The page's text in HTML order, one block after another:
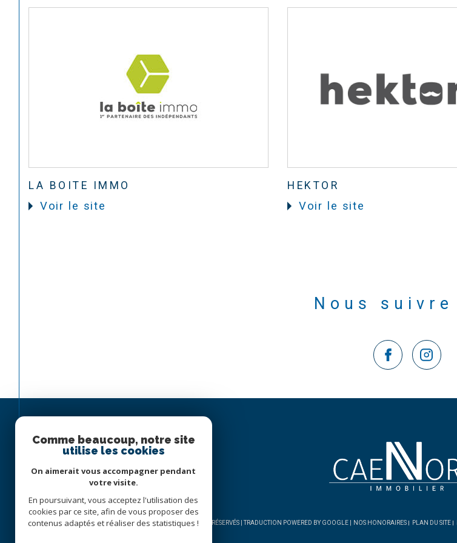
LA BOITE IMMO
Voir le site
HEKTOR
Voir le site
Nous
© 2026 | TOUS DROITS RÉSERVÉS | TRADUCTION POWERED BY GOOGLE | NOS HONORAIRES PLAN DU SITE
Comme beaucoup, notre site
utilise les cookies
On aimerait vous accompagner pendant
votre visite.
En poursuivant, vous acceptez l'utilisation des
cookies par ce site, afin de vous proposer des
contenus adaptés et réaliser des statistiques !